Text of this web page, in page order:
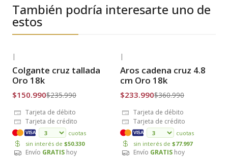
También podría interesarte uno de
estos
Envío Gratis
|
Colgante cruz tallada
Oro 18k
$150.990$235.990
Tarjeta de débito
Tarjeta de crédito
VISA
cuotas
sin interés de $50.330
Envío GRATIS hoy
Envío Gratis
|
Aros cadena cruz 4.8
cm Oro 18k
$233.990$360.990
Tarjeta de débito
Tarjeta de crédito
VISA
cuotas
sin interés de $77.997
Envío GRATIS hoy